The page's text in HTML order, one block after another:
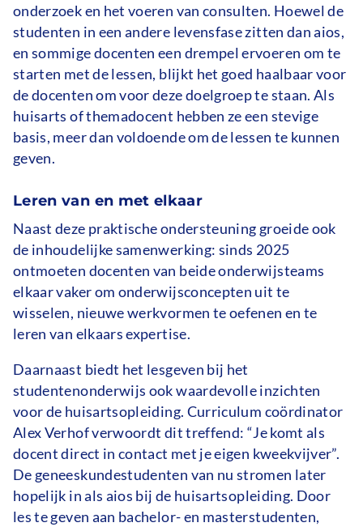
onderzoek en het voeren van consulten. Hoewel de
studenten in een andere levensfase zitten dan aios,
en sommige docenten een drempel ervoeren om te
starten met de lessen, blijkt het goed haalbaar voor
de docenten om voor deze doelgroep te staan. Als
huisarts of themadocent hebben ze een stevige
basis, meer dan voldoende om de lessen te kunnen
geven.
Leren van en met elkaar
Naast deze praktische ondersteuning groeide ook
de inhoudelijke samenwerking: sinds 2025
ontmoeten docenten van beide onderwijsteams
elkaar vaker om onderwijsconcepten uit te
wisselen, nieuwe werkvormen te oefenen en te
leren van elkaars expertise.
Daarnaast biedt het lesgeven bij het
studentenonderwijs ook waardevolle inzichten
voor de huisartsopleiding. Curriculum coördinator
Alex Verhof verwoordt dit treffend: “Je komt als
docent direct in contact met je eigen kweekvijver”.
De geneeskundestudenten van nu stromen later
hopelijk in als aios bij de huisartsopleiding. Door
les te geven aan bachelor- en masterstudenten,